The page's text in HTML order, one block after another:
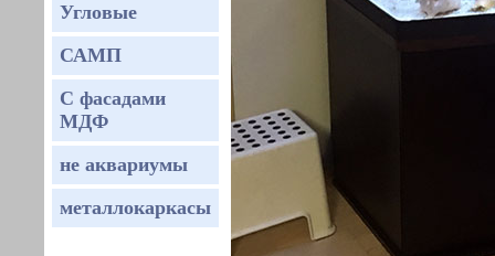
Угловые
САМП
С фасадами
МДФ
не аквариумы
металлокаркасы